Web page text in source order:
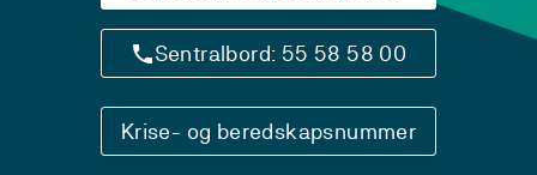
Sentralbord: 55 58 58 00
Krise- og beredskapsnummer